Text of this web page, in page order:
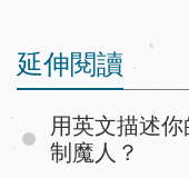
延伸閱讀
用英文描述
制魔人？